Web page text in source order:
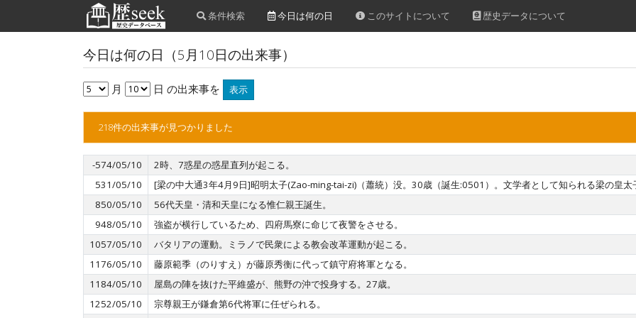
条件検索 今日は何の日 このサイトについて 歴史データについて
今日は何の日（5月10日の出来事）
月 日 の出来事を 表示
218件の出来事が見つかりました
-574/05/10
2時、7惑星の惑星直列が起こる。
531/05/10
[梁の中大通3年4月9日]昭明太子(Zao-ming-tai-zi)（蕭統）没。30歳（誕生:0501）。文学者として知られる梁の皇太
850/05/10
56代天皇・清和天皇になる惟仁親王誕生。
948/05/10
強盗が横行しているため、四府馬寮に命じて夜警をさせる。
1057/05/10
バタリアの運動。ミラノで民衆による教会改革運動が起こる。
1176/05/10
藤原範季（のりすえ）が藤原秀衡に代って鎮守府将軍となる。
1184/05/10
屋島の陣を抜けた平維盛が、熊野の沖で投身する。27歳。
1252/05/10
宗尊親王が鎌倉第6代将軍に任ぜられる。